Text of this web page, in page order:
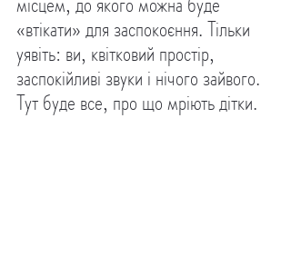
«втікати» для заспокоєння. Тільки
уявіть: ви, квітковий простір,
заспокійливі звуки і нічого зайвого.
Тут буде все, про що мріють дітки.